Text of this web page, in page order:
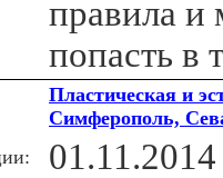
правила и
попасть в
Пластическая и
Симферополь,
01.11.2014